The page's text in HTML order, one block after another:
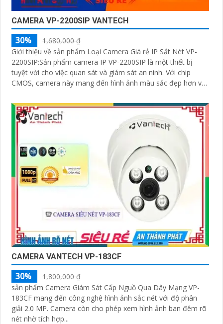
CAMERA VP-2200SIP VANTECH
30%
1,680,000 ₫
Giới thiệu về sản phẩm Loại Camera Giá rẻ IP Sắt Nét VP-
2200SIP:Sản phẩm camera IP VP-2200SIP là một thiết bị
tuyệt vời cho việc quan sát và giám sát an ninh. Với chip
CMOS, camera này mang đến hình ảnh màu sắc đẹp hơn và
CAMERA VANTECH VP-183CF
30%
1,800,000 ₫
sản phẩm Camera Giám Sát Cấp Nguồ Qua Dây Mạng VP-
183CF mang đến công nghệ hình ảnh sắc nét với độ phân
giải 2.0 MP. Camera còn cho phép xem hình ảnh ban đêm rõ
nét nhờ tích hợp...